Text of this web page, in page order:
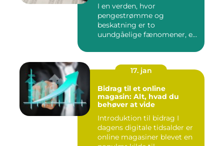
I en verden, hvor
pengestrømme og
beskatning er to
uundgåelige fænomener, er
17. jan
Bidrag til et online
magasin: Alt, hvad du
behøver at vide
Introduktion til bidrag I
dagens digitale tidsalder er
online magasiner blevet en